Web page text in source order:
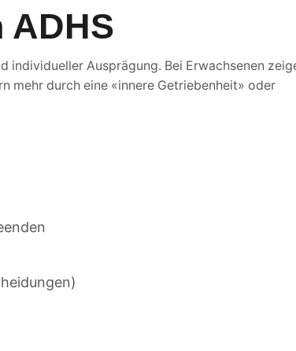
individueller Ausprägung. Bei Erwachsenen
mehr durch eine «innere Getriebenheit» oder